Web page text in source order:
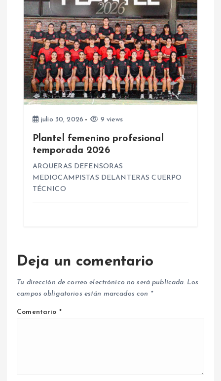
a
s
julio 30, 2026 9 views
Plantel femenino profesional
temporada 2026
ARQUERAS DEFENSORAS
MEDIOCAMPISTAS DELANTERAS CUERPO
TÉCNICO
Deja un comentario
Tu dirección de correo electrónico no será publicada. Los
campos obligatorios están marcados con *
Comentario *